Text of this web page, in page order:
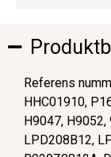
Referens
HHC01910,
H9047,
LPD208B12,